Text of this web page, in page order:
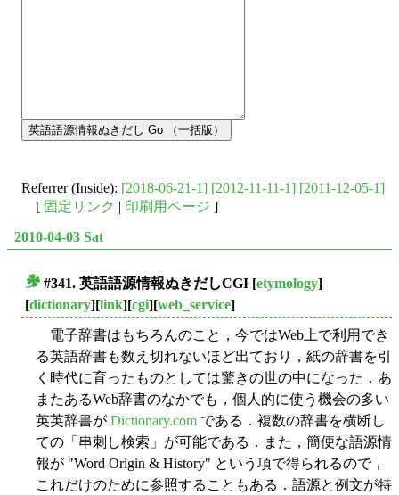
Referrer (Inside): [2018-06-21-1] [2012-11-11-1] [2011-12-05-1]
[ 固定リンク | 印刷用ページ ]
2010-04-03 Sat
#341. 英語語源情報ぬきだしCGI [etymology]
[dictionary][link][cgi][web_service]
電子辞書はもちろんのこと，今ではWeb上で利用でき
る英語辞書も数え切れないほど出ており，紙の辞書を引
く時代に育ったものとしては驚きの世の中になった．あ
またあるWeb辞書のなかでも，個人的に使う機会の多い
英英辞書が Dictionary.com である．複数の辞書を横断し
ての「串刺し検索」が可能である．また，簡便な語源情
報が "Word Origin & History" という項で得られるので，
これだけのために参照することもある．語源と例文が特